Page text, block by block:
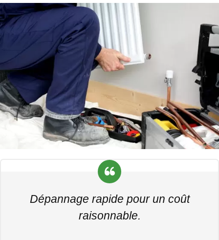
Dépannage rapide pour un coût
raisonnable.